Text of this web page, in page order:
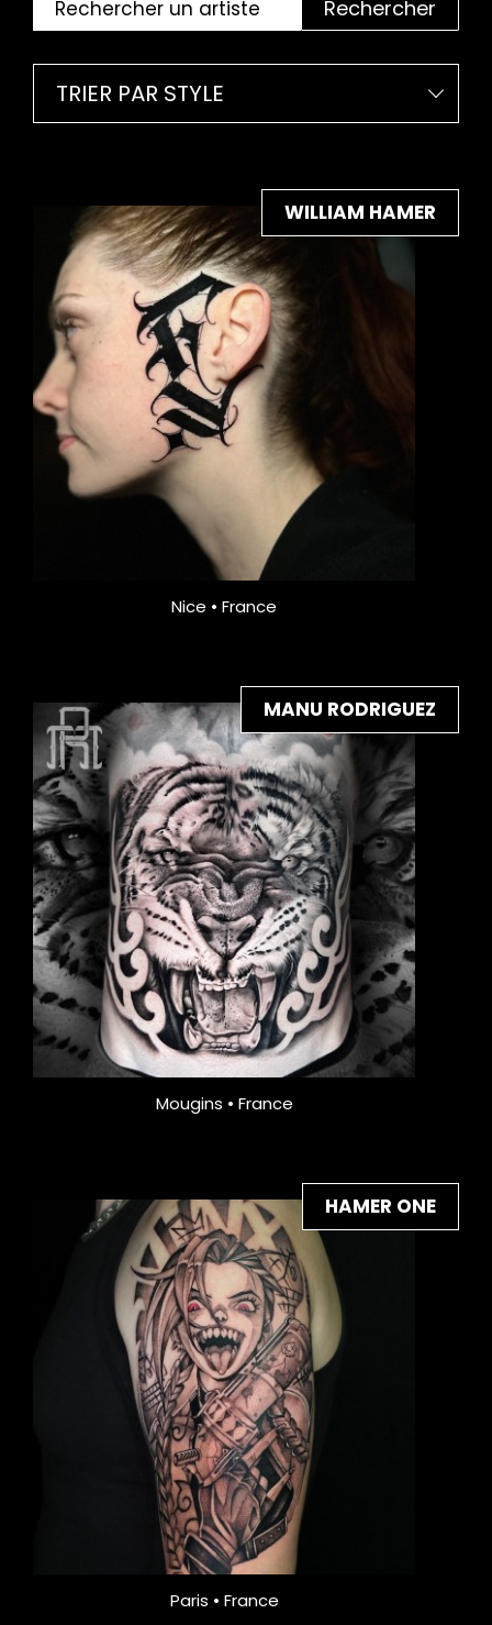
Rechercher
TRIER PAR STYLE
WILLIAM HAMER
Nice • France
MANU RODRIGUEZ
Mougins • France
HAMER ONE
Paris • France